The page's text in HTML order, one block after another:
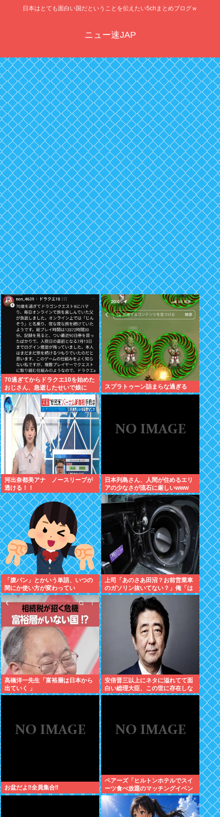
日本はとても面白い国だということを伝えたい5chまとめブログｗ
ニュー速JAP
70過ぎてからドラクエ10を始めた
おじさん、急逝したせいで娘に
色々開示されてしまう
スプラトゥーン詰まらな過ぎる
河出奈都美アナ ノースリーブが
透ける！！
日本列島さん、人間が住めるエリ
アの少なさが流石に厳しいwww
「腹パン」とかいう単語、いつの
間にか使い方が変わってい
た・・・・・
上司「あのさあ田沼？お前営業車
のガソリン抜いてない？」俺「は
ぁ？どういうことすか？」上司
「自分の車に入れ替えたりしてな
い？？」⇒結果ｗｗ
高橋洋一先生「富裕層は日本から
出ていく 」
安倍晋三以上にネタに溢れてて面
白い総理大臣、この世に存在しな
い説www
お盆だよ‼全員集合‼
ペアーズ「ヒルトンホテルでスイ
ーツ食べ放題のマッチングイベン
トやるぞ。女2500円男7000円
な」→女だけ埋まるwww